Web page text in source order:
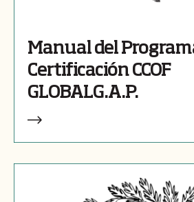
Manual del
Certificación CCOF
GLOBALG.A.P.